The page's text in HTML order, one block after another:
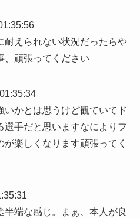
耐えられない状況だったらや
、頑張ってください
いかとは思うけど観ていてド
選手だと思いますなによりフ
楽しくなります頑張ってく
端な感じ。まぁ、本人が良